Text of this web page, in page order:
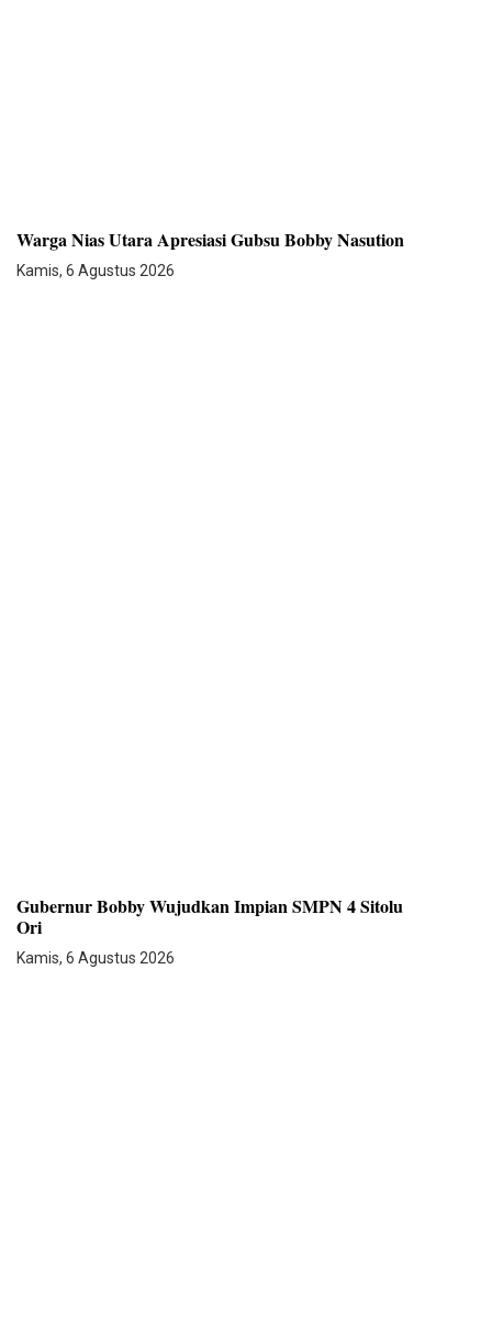
Warga Nias Utara Apresiasi Gubsu Bobby Nasution
Kamis, 6 Agustus 2026
Gubernur Bobby Wujudkan Impian SMPN 4 Sitolu
Ori
Kamis, 6 Agustus 2026